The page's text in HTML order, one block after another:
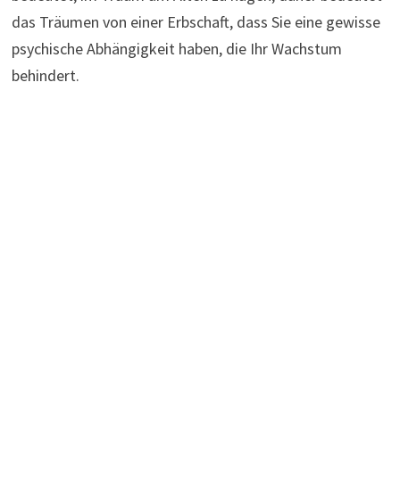
das Träumen von einer Erbschaft, dass Sie eine gewisse
psychische Abhängigkeit haben, die Ihr Wachstum
behindert.